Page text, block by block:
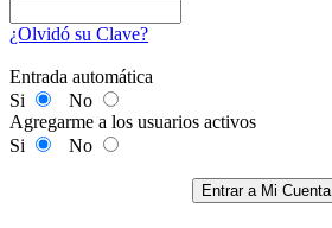
¿Olvidó su Clave?
Entrada automática
Si
No
Agregarme a los usuarios activos
Si
No
Entrar a Mi Cuenta